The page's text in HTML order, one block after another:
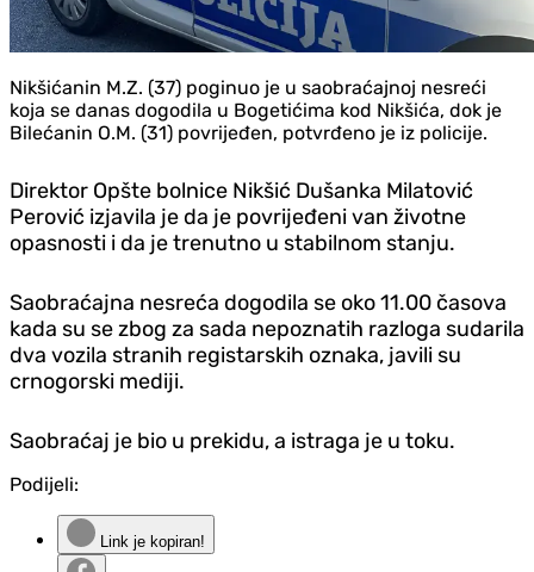
Nikšićanin M.Z. (37) poginuo je u saobraćajnoj nesreći
koja se danas dogodila u Bogetićima kod Nikšića, dok je
Bilećanin O.M. (31) povrijeđen, potvrđeno je iz policije.
Direktor Opšte bolnice Nikšić Dušanka Milatović
Perović izjavila je da je povrijeđeni van životne
opasnosti i da je trenutno u stabilnom stanju.
Saobraćajna nesreća dogodila se oko 11.00 časova
kada su se zbog za sada nepoznatih razloga sudarila
dva vozila stranih registarskih oznaka, javili su
crnogorski mediji.
Saobraćaj je bio u prekidu, a istraga je u toku.
Podijeli:
Link je kopiran!